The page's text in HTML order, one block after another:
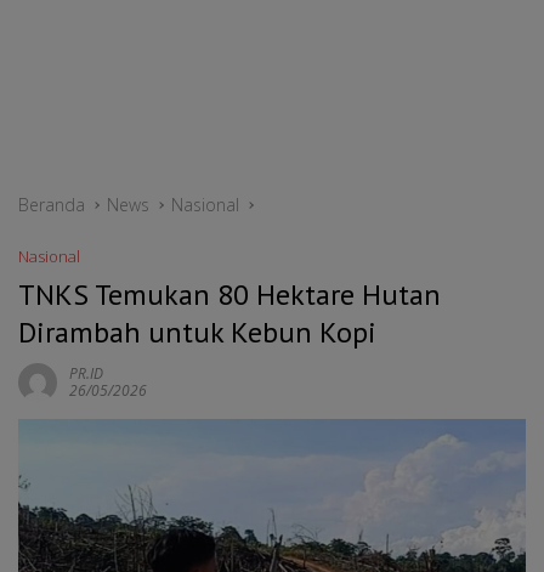
Beranda News Nasional
Nasional
TNKS Temukan 80 Hektare Hutan
Dirambah untuk Kebun Kopi
PR.ID
26/05/2026